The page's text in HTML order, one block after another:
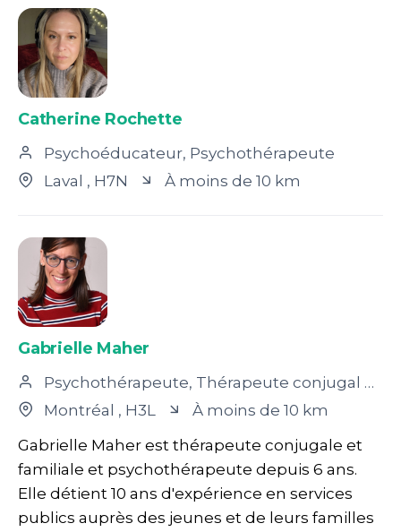
Catherine Rochette
Psychoéducateur, Psychothérapeute
Laval , H7N À moins de 10 km
Gabrielle Maher
Psychothérapeute, Thérapeute conjugal et familial
Montréal , H3L
À moins de 10 km
Gabrielle Maher est thérapeute conjugale et
familiale et psychothérapeute depuis 6 ans.
Elle détient 10 ans d'expérience en services
publics auprès des jeunes et de leurs familles